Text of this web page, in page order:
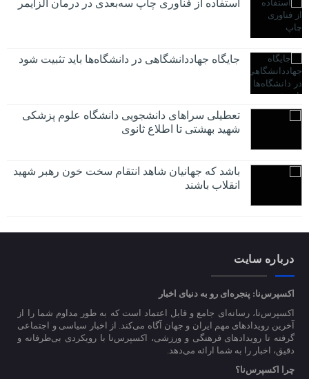
استفاده از فناوری چاپ سه‌بعدی در درمان آلزایمر
جایگاه جهاددانشگاهی در دانشگاه‌ها باید تثبیت شود
تعطیلی سراهای دانشجویی دانشگاه علوم پزشکی
شهید بهشتی تا اطلاع ثانوی
باشد که جهانیان شاهد انتقام سخت خون رهبر شهید
انقلاب باشند
درباره سایت
اکسپرس‌نا: پنجره‌ای رو به دنیای اخبار
اکسپرس‌نا، رسانه‌ای جامع و قابل اعتماد است که به طور مداوم شما را از
آخرین رویدادهای مهم ایران و جهان آگاه می‌کند. از اخبار سیاسی و اجتماعی
گرفته تا رویدادهای فرهنگی و ورزشی، اکسپرس‌نا با رویکردی بی‌طرفانه و
دقیق، اخبار را به شما ارائه می‌دهد.
چرا اکسپرس‌نا؟